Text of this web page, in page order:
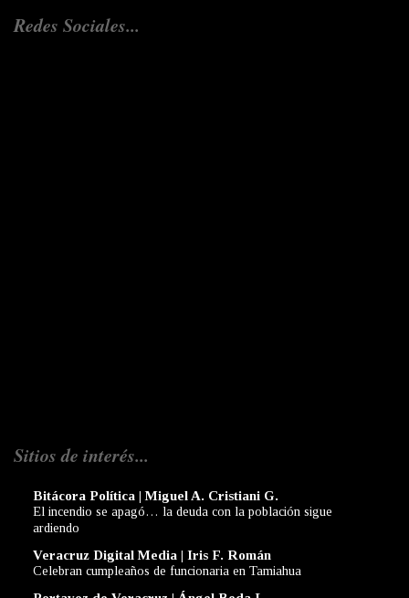
Redes Sociales...
Sitios de interés...
Bitácora Política | Miguel A. Cristiani G.
El incendio se apagó… la deuda con la población sigue
ardiendo
Veracruz Digital Media | Iris F. Román
Celebran cumpleaños de funcionaria en Tamiahua